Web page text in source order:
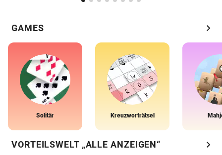
GAMES chevron_right
Solitär Kreuzworträtsel
VORTEILSWELT „ALLE ANZEIGEN“ chevron_right